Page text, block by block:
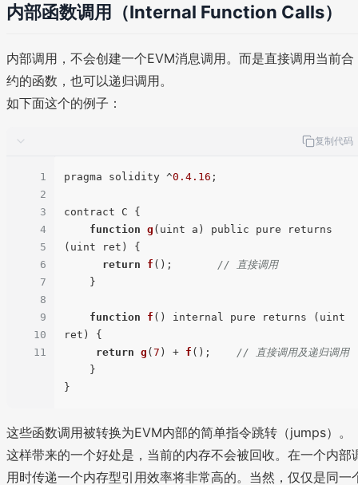
内部函数调用（Internal Function Calls）
内部调用，不会创建一个EVM消息调用。而是直接调用当前合
约的函数，也可以递归调用。
如下面这个的例子：
复制代码
1
2
3
4
5
6
7
8
9
10
11
pragma solidity ^0.4 .16 ;
contract C {
function g ( uint a ) public pure returns
(uint ret) {
return
f (); // 直接调用
function f ( ) internal pure returns (uint
ret) {
return g ( 7 ) + f (); // 直接调用及递归调用
这些函数调用被转换为EVM内部的简单指令跳转（jumps）。
这样带来的一个好处是，当前的内存不会被回收。在一个内部
用时传递一个内存型引用效率将非常高的。当然，仅仅是同一